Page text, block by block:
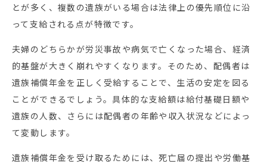
とが多く、複数の遺族がいる場合は法律上の優先順位に沿
って支給される点が特徴です。
夫婦のどちらかが労災事故や病気で亡くなった場合、経済
的基盤が大きく崩れやすくなります。そのため、配偶者は
遺族補償年金を正しく受給することで、生活の安定を図る
ことができるでしょう。具体的な支給額は給付基礎日額や
遺族の人数、さらには配偶者の年齢や収入状況などによっ
て変動します。
遺族補償年金を受け取るためには、死亡届の提出や労働基